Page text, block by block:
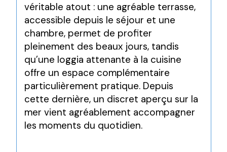
véritable atout : une agréable terrasse,
accessible depuis le séjour et une
chambre, permet de profiter
pleinement des beaux jours, tandis
qu’une loggia attenante à la cuisine
offre un espace complémentaire
particulièrement pratique. Depuis
cette dernière, un discret aperçu sur la
mer vient agréablement accompagner
les moments du quotidien.